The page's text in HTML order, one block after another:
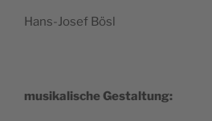
Hans-Josef Bösl
musi­ka­lis­che Gestaltung: